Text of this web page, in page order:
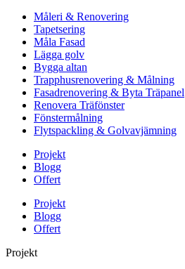
Måleri & Renovering
Tapetsering
Måla Fasad
Lägga golv
Bygga altan
Trapphusrenovering & Målning
Fasadrenovering & Byta Träpanel
Renovera Träfönster
Fönstermålning
Flytspackling & Golvavjämning
Projekt
Blogg
Offert
Projekt
Blogg
Offert
Projekt